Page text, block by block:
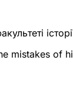
mistakes of